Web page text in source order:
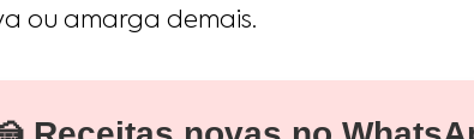
ou amarga demais.